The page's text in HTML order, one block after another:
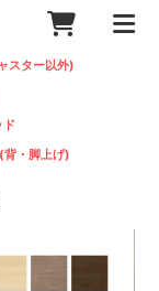
スター以外)
ド
背・脚上げ)